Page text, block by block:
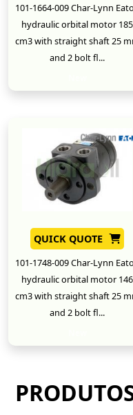
101-1664-009 Char-Lynn
hydraulic orbital motor 185
cm3 with straight shaft 25
and 2 bolt fl...
QUICK QUOTE
101-1748-009 Char-Lynn
hydraulic orbital motor 146
cm3 with straight shaft 25
and 2 bolt fl...